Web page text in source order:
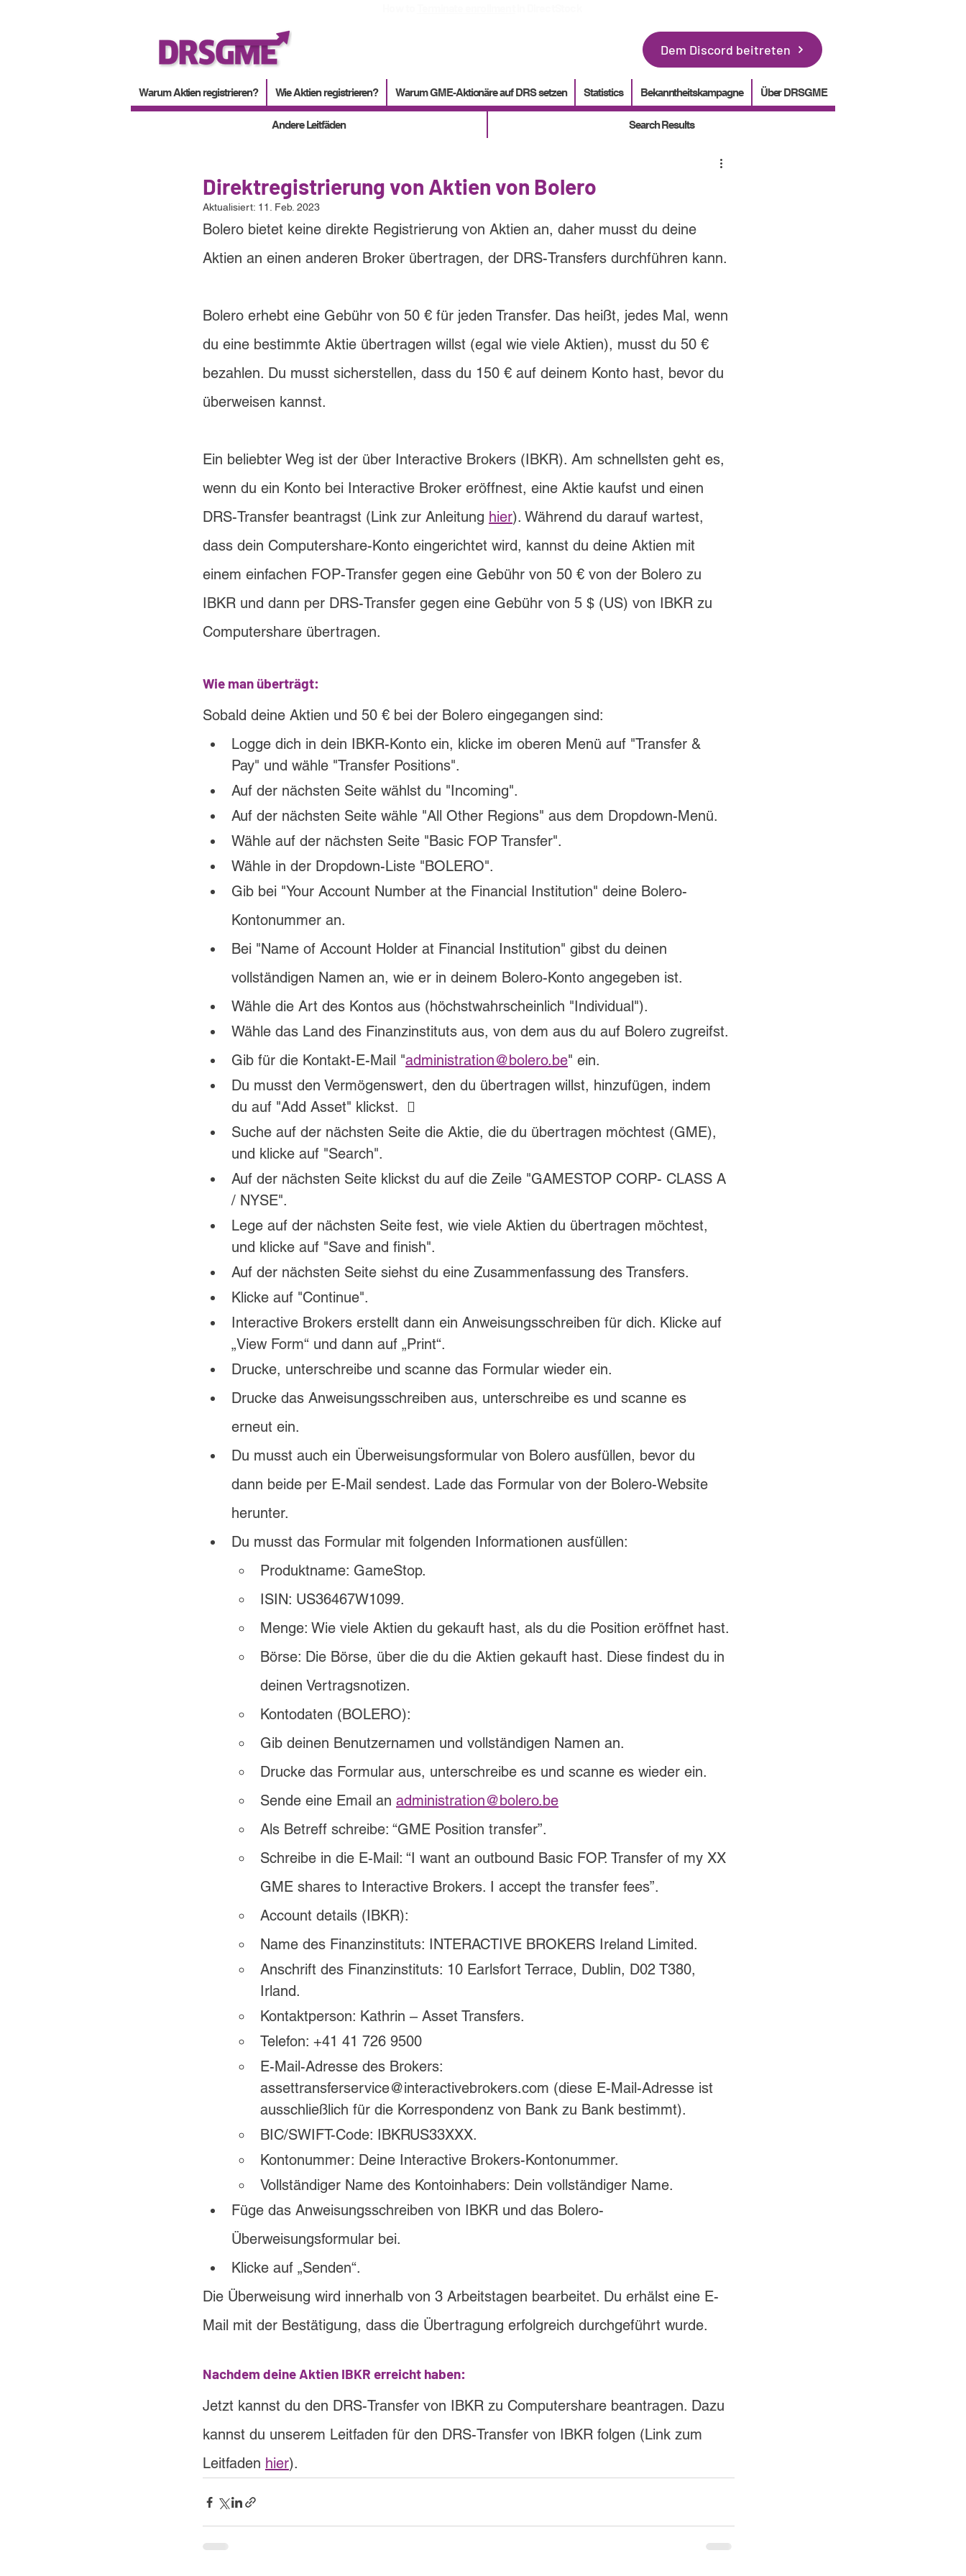
Dem Discord beitreten
Warum Aktien registrieren? Wie Aktien registrieren? Warum GME-Aktionäre auf DRS setzen Statistics Bekanntheitskampagne Über DRSGME
Andere Leitfäden Search Results
Direktregistrierung von Aktien von Bolero
Aktualisiert: 11. Feb. 2023
Bolero bietet keine direkte Registrierung von Aktien an, daher musst du deine
Aktien an einen anderen Broker übertragen, der DRS-Transfers durchführen kann.
Bolero erhebt eine Gebühr von 50 € für jeden Transfer. Das heißt, jedes Mal, wenn
du eine bestimmte Aktie übertragen willst (egal wie viele Aktien), musst du 50 €
bezahlen. Du musst sicherstellen, dass du 150 € auf deinem Konto hast, bevor du
überweisen kannst.
Ein beliebter Weg ist der über Interactive Brokers (IBKR). Am schnellsten geht es,
wenn du ein Konto bei Interactive Broker eröffnest, eine Aktie kaufst und einen
DRS-Transfer beantragst (Link zur Anleitung hier). Während du darauf wartest,
dass dein Computershare-Konto eingerichtet wird, kannst du deine Aktien mit
einem einfachen FOP-Transfer gegen eine Gebühr von 50 € von der Bolero zu
IBKR und dann per DRS-Transfer gegen eine Gebühr von 5 $ (US) von IBKR zu
Computershare übertragen.
Wie man überträgt:
Sobald deine Aktien und 50 € bei der Bolero eingegangen sind:
Logge dich in dein IBKR-Konto ein, klicke im oberen Menü auf "Transfer &
Pay" und wähle "Transfer Positions".
Auf der nächsten Seite wählst du "Incoming".
Auf der nächsten Seite wähle "All Other Regions" aus dem Dropdown-Menü.
Wähle auf der nächsten Seite "Basic FOP Transfer".
Wähle in der Dropdown-Liste "BOLERO".
Gib bei "Your Account Number at the Financial Institution" deine Bolero-
Kontonummer an.
Bei "Name of Account Holder at Financial Institution" gibst du deinen
vollständigen Namen an, wie er in deinem Bolero-Konto angegeben ist.
Wähle die Art des Kontos aus (höchstwahrscheinlich "Individual").
Wähle das Land des Finanzinstituts aus, von dem aus du auf Bolero zugreifst.
Gib für die Kontakt-E-Mail "administration@bolero.be" ein.
Du musst den Vermögenswert, den du übertragen willst, hinzufügen, indem
du auf "Add Asset" klickst.  
Suche auf der nächsten Seite die Aktie, die du übertragen möchtest (GME),
und klicke auf "Search".
Auf der nächsten Seite klickst du auf die Zeile "GAMESTOP CORP- CLASS A
/ NYSE".
Lege auf der nächsten Seite fest, wie viele Aktien du übertragen möchtest,
und klicke auf "Save and finish".
Auf der nächsten Seite siehst du eine Zusammenfassung des Transfers.
Klicke auf "Continue".
Interactive Brokers erstellt dann ein Anweisungsschreiben für dich. Klicke auf
„View Form“ und dann auf „Print“.
Drucke, unterschreibe und scanne das Formular wieder ein.
Drucke das Anweisungsschreiben aus, unterschreibe es und scanne es
erneut ein.
Du musst auch ein Überweisungsformular von Bolero ausfüllen, bevor du
dann beide per E-Mail sendest. Lade das Formular von der Bolero-Website
herunter.
Du musst das Formular mit folgenden Informationen ausfüllen:
Produktname: GameStop.
ISIN: US36467W1099.
Menge: Wie viele Aktien du gekauft hast, als du die Position eröffnet hast.
Börse: Die Börse, über die du die Aktien gekauft hast. Diese findest du in
deinen Vertragsnotizen.
Kontodaten (BOLERO):
Gib deinen Benutzernamen und vollständigen Namen an.
Drucke das Formular aus, unterschreibe es und scanne es wieder ein.
Sende eine Email an administration@bolero.be
Als Betreff schreibe: “GME Position transfer”.
Schreibe in die E-Mail: “I want an outbound Basic FOP. Transfer of my XX
GME shares to Interactive Brokers. I accept the transfer fees”.
Account details (IBKR):
Name des Finanzinstituts: INTERACTIVE BROKERS Ireland Limited.
Anschrift des Finanzinstituts: 10 Earlsfort Terrace, Dublin, D02 T380,
Irland.
Kontaktperson: Kathrin – Asset Transfers.
Telefon: +41 41 726 9500
E-Mail-Adresse des Brokers:
assettransferservice@interactivebrokers.com (diese E-Mail-Adresse ist
ausschließlich für die Korrespondenz von Bank zu Bank bestimmt).
BIC/SWIFT-Code: IBKRUS33XXX.
Kontonummer: Deine Interactive Brokers-Kontonummer.
Vollständiger Name des Kontoinhabers: Dein vollständiger Name.
Füge das Anweisungsschreiben von IBKR und das Bolero-
Überweisungsformular bei.
Klicke auf „Senden“.
Die Überweisung wird innerhalb von 3 Arbeitstagen bearbeitet. Du erhälst eine E-
Mail mit der Bestätigung, dass die Übertragung erfolgreich durchgeführt wurde.
Nachdem deine Aktien IBKR erreicht haben:
Jetzt kannst du den DRS-Transfer von IBKR zu Computershare beantragen. Dazu
kannst du unserem Leitfaden für den DRS-Transfer von IBKR folgen (Link zum
Leitfaden hier).